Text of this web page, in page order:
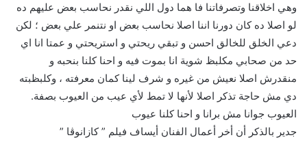
وهي اخلاقنا وتصرفاتنا فا هما دول اللي نقدر نحاسب بعض عليهم ده
لو اصلا ده كان دورنا اننا اصلا نحاسب بعض او نتنمر علي بعض ؛ لكن
دعي الخلق للخالق احسن و تبقي ريحتي و استريحتي و عمتا انا اي
حد من صحابي مكلبظ شوية انا بموت فيه و احنا كلنا بنحبه و
منقدرش اصلا نعيش من غيره و شرف لينا كمان معرفته ، وكلبظبته
دي مش حاجة تذكر اصلا لأنها لا تمط لأي عيب من العيوب بصفة.
العيوب جوانا مش برانا و احنا كلنا عيوب
جدير بالذكر أن أخر أعمال الفنان أيساف فيلم ” كازانوڤا ”